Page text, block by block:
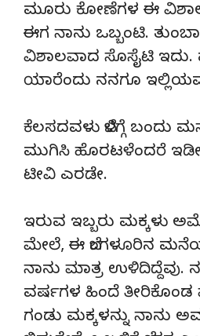
ಮೂರು ಕೋಣೆಗಳ ಈ
ಈಗ ನಾನು ಒಬ್ಬಂಟಿ.
ವಿಶಾಲವಾದ ಸೊಸೈಟಿ
ಯಾರೆಂದು ನನಗೂ
ಕೆಲಸದವಳು ಬೆಳಿಗ್ಗೆ ಬಂದು
ಮುಗಿಸಿ ಹೊರಟಳೆಂದರೆ ಇಡೀ
ಟೀವಿ ಎರಡೇ.
ಇರುವ ಇಬ್ಬರು ಮಕ್ಕಳು
ಮೇಲೆ, ಈ ಬೆಂಗಳೂರಿನ
ನಾನು ಮಾತ್ರ ಉಳಿದಿದ್ದೆವು.
ವರ್ಷಗಳ ಹಿಂದೆ ತೀರಿಕೊಂಡ
ಗಂಡು ಮಕ್ಕಳನ್ನು ನಾನು